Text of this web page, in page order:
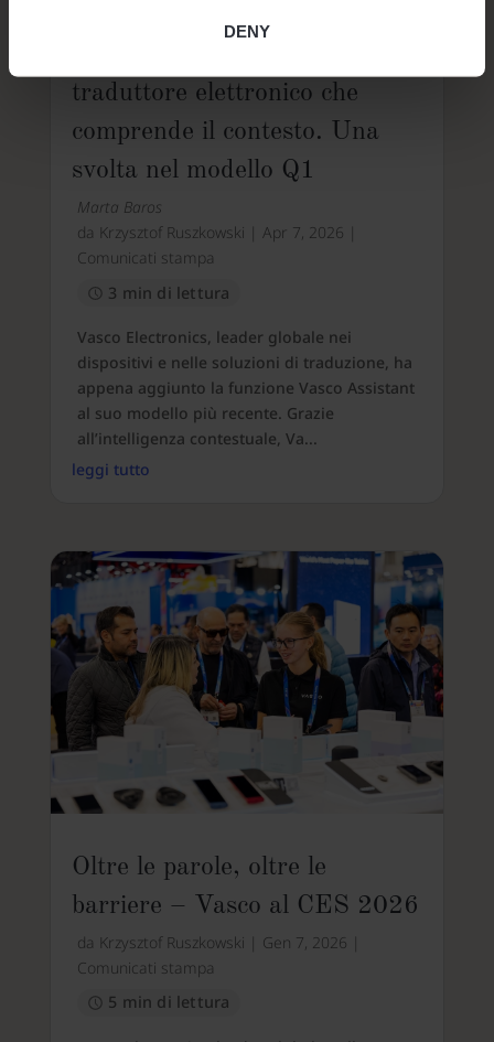
DENY
traduttore elettronico che
comprende il contesto. Una
svolta nel modello Q1
Marta Baros
da Krzysztof Ruszkowski Apr 7, 2026
Comunicati stampa
3 min di lettura
Vasco Electronics, leader globale nei
dispositivi e nelle soluzioni di traduzione, ha
appena aggiunto la funzione Vasco Assistant
al suo modello più recente. Grazie
all’intelligenza contestuale, Va...
leggi tutto
Oltre le parole, oltre le
barriere – Vasco al CES 2026
da Krzysztof Ruszkowski Gen 7, 2026
Comunicati stampa
5 min di lettura